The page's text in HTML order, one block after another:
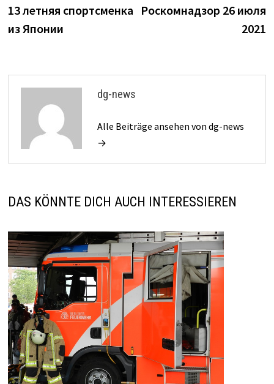
13 летняя спортсменка
из Японии
Роскомнадзор 26 июля
2021
dg-news
Alle Beiträge ansehen von dg-news
→
DAS KÖNNTE DICH AUCH INTERESSIEREN